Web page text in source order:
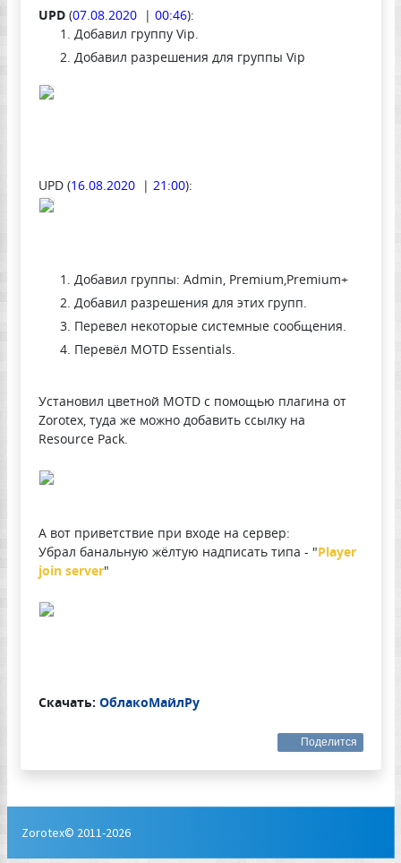
UPD(07.08.2020| 00:46):
Добавил группу Vip.
Добавил разрешения для группы Vip
UPD (16.08.2020| 21:00):
Добавил группы: Admin, Premium,Premium+
Добавил разрешения для этих групп.
Перевел некоторые системные сообщения.
Перевёл MOTD Essentials.
Установил цветной MOTD с помощью плагина от
Zorotex, туда же можно добавить ссылку на
Resource Pack.
А вот приветствие при входе на сервер:
Убрал банальную жёлтую надписать типа - "Player
join server"
Скачать: ОблакоМайлРу
Поделится
Zorotex© 2011-2026